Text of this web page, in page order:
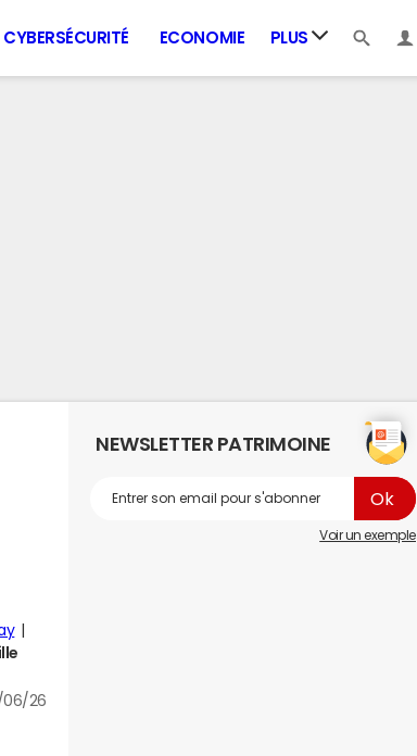
CYBERSÉCURITÉ ECONOMIE PLUS
06/26
NEWSLETTER PATRIMOINE
Voir un exemple